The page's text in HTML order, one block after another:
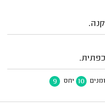
זמנים 10 יחס 9